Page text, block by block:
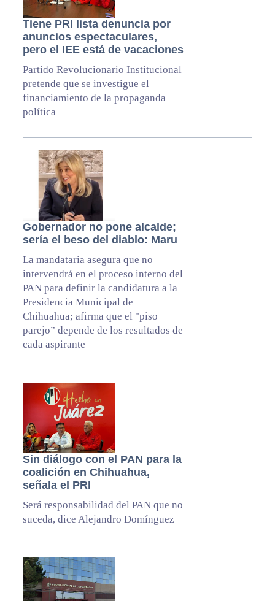
Tiene PRI lista denuncia por
anuncios espectaculares,
pero el IEE está de vacaciones
Partido Revolucionario Institucional
pretende que se investigue el
financiamiento de la propaganda
política
Gobernador no pone alcalde;
sería el beso del diablo: Maru
La mandataria asegura que no
intervendrá en el proceso interno del
PAN para definir la candidatura a la
Presidencia Municipal de
Chihuahua; afirma que el "piso
parejo” depende de los resultados de
cada aspirante
Sin diálogo con el PAN para la
coalición en Chihuahua,
señala el PRI
Será responsabilidad del PAN que no
suceda, dice Alejandro Domínguez